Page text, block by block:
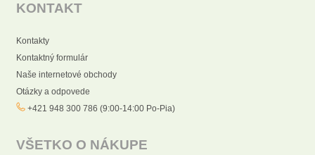
KONTAKT
Kontakty
Kontaktný formulár
Naše internetové obchody
Otázky a odpovede
+421 948 300 786 (9:00-14:00 Po-Pia)
VŠETKO O NÁKUPE